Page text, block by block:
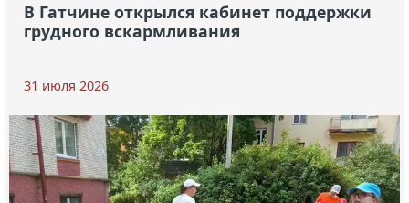
В Гатчине открылся кабинет поддержки
грудного вскармливания
31 июля 2026